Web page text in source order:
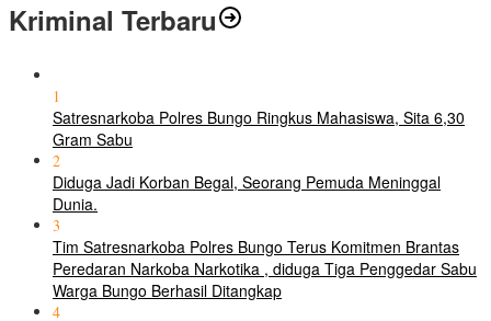
Kriminal Terbaru
1
Satresnarkoba Polres Bungo Ringkus Mahasiswa, Sita 6,30
Gram Sabu
2
Diduga Jadi Korban Begal, Seorang Pemuda Meninggal
Dunia.
3
Tim Satresnarkoba Polres Bungo Terus Komitmen Brantas
Peredaran Narkoba Narkotika , diduga Tiga Penggedar Sabu
Warga Bungo Berhasil Ditangkap
4